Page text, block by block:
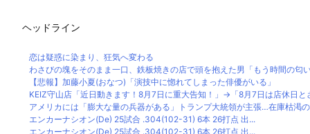
ヘッドライン
恋は疑惑に染まり、狂気へ変わる
わさびの塊をそのまま一口、鉄板焼きの店で頭を抱えた男「もう時間の匂
【悲報】加藤小夏(おなつ)「演技中に惚れてしまった俳優がいる」
KEIZ守山店「近日動きます！8月7日に重大告知！」→「8月7日は店休日と
アメリカには「膨大な量の兵器がある」トランプ大統領が主張…在庫枯渇の
エンカーナシオン(De) 25試合 .304(102-31) 6本 26打点 出...
エンカーナシオン(De) 25試合 .304(102-31) 6本 26打点 出...